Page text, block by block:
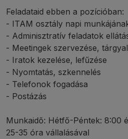
Feladataid ebben a pozícióban:
- ITAM osztály napi
- Adminisztratív feladatok
- Meetingek szervezése,
- Iratok kezelése, lefűzése
- Nyomtatás, szkennelés
- Telefonok fogadása
- Postázás
Munkaidő: Hétfő-Péntek: 8:00
25-35 óra vállalásával